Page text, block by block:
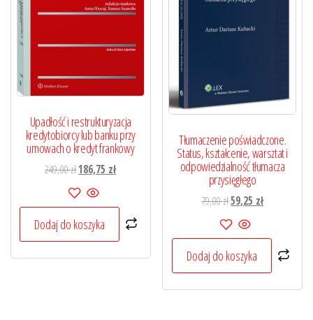
Upadłość i restrukturyzacja
kredytobiorcy lub banku przy
umowach o kredyt frankowy
249,00złPierwotna
cena
wynosiła:
249,00 zł.
186,75 złAktualna
186,75 zł.
Dodaj do koszyka
Tłumaczenie poświadczone.
Status, kształcenie, warsztat i
odpowiedzialność tłumacza
przysięgłego
79,00złPierwotna
cena
wynosiła:
79,00 zł.
59,25 złAktualna
59,25 zł.
Dodaj do koszyka